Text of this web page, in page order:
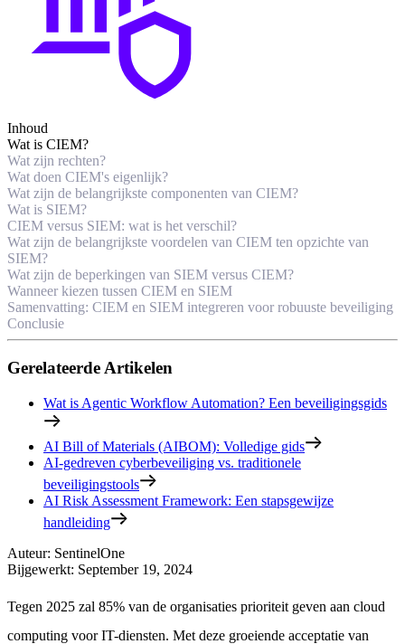
Inhoud
Wat is CIEM?
Wat zijn rechten?
Wat doen CIEM's eigenlijk?
Wat zijn de belangrijkste componenten van CIEM?
Wat is SIEM?
CIEM versus SIEM: wat is het verschil?
Wat zijn de belangrijkste voordelen van CIEM ten opzichte van
SIEM?
Wat zijn de beperkingen van SIEM versus CIEM?
Wanneer kiezen tussen CIEM en SIEM
Samenvatting: CIEM en SIEM integreren voor robuuste beveiliging
Conclusie
Gerelateerde Artikelen
Wat is Agentic Workflow Automation? Een beveiligingsgids
AI Bill of Materials (AIBOM): Volledige gids
AI-gedreven cyberbeveiliging vs. traditionele
beveiligingstools
AI Risk Assessment Framework: Een stapsgewijze
handleiding
Auteur: SentinelOne
Bijgewerkt: September 19, 2024
Tegen 2025 zal 85% van de organisaties prioriteit geven aan cloud
computing voor IT-diensten. Met deze groeiende acceptatie van